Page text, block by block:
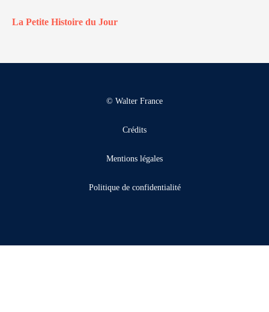
La Petite Histoire du Jour
© Walter France
Crédits
Mentions légales
Politique de confidentialité